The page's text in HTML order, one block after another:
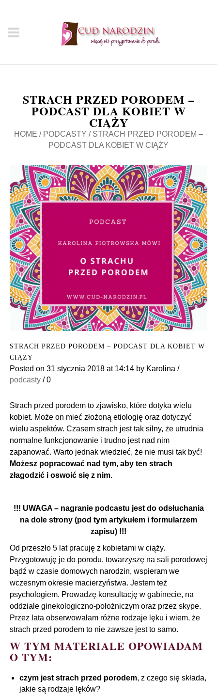
STRACH PRZED PORODEM –
PODCAST DLA KOBIET W
CIĄŻY
HOME / PODCASTY / STRACH PRZED PORODEM –
PODCAST DLA KOBIET W CIĄŻY
STRACH PRZED PORODEM – PODCAST DLA KOBIET W
CIĄŻY
Posted on 31 stycznia 2018 at 14:14 by Karolina /
podcasty /0
Strach przed porodem to zjawisko, które dotyka wielu
kobiet. Może on mieć złożoną etiologię oraz dotyczyć
wielu aspektów. Czasem strach jest tak silny, że utrudnia
normalne funkcjonowanie i trudno jest nad nim
zapanować. Warto jednak wiedzieć, że nie musi tak być!
Możesz popracować nad tym, aby ten strach
złagodzić i oswoić się z nim.
!!! UWAGA – nagranie podcastu jest do odsłuchania
na dole strony (pod tym artykułem i formularzem
zapisu) !!!
Od przeszło 5 lat pracuję z kobietami w ciąży.
Przygotowuję je do porodu, towarzyszę na sali porodowej
bądź w czasie domowych narodzin, wspieram we
wczesnym okresie macierzyństwa. Jestem też
psychologiem. Prowadzę konsultację w gabinecie, na
oddziale ginekologiczno-położniczym oraz przez skype.
Przez lata obserwowałam różne rodzaje lęku i wiem, że
strach przed porodem to nie zawsze jest to samo.
W TYM MATERIALE OPOWIADAM
O TYM:
czym jest strach przed porodem, z czego się składa,
jakie są rodzaje lęków?